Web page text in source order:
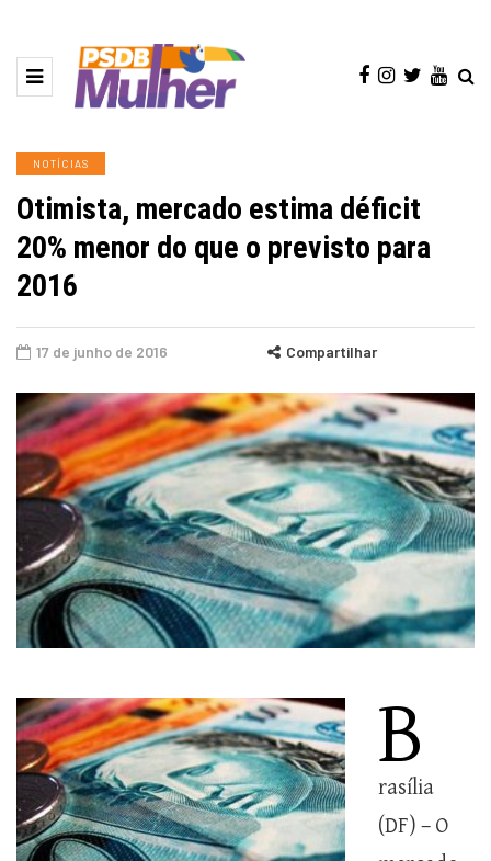
NOTÍCIAS
Otimista, mercado estima déficit
20% menor do que o previsto para
2016
17 de junho de 2016 Compartilhar
B
rasília
(DF) – O